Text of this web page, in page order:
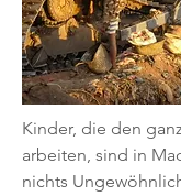
Kinder, die den
arbeiten, sind in
nichts